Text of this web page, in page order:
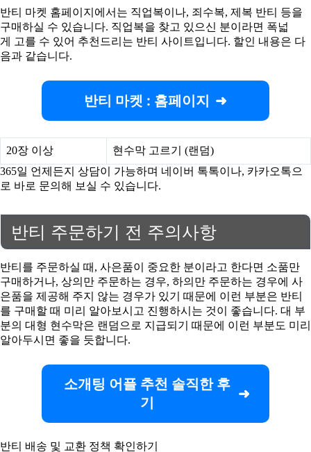
반티 마켓 홈페이지에서는 직업복이나, 죄수복, 제복 반티 등을
구매하실 수 있습니다. 직업복을 찾고 있으신 분이라면 폭넓
게 고를 수 있어 추천드리는 반티 사이트입니다. 할인 내용은 다
음과 같습니다.
반티 마켓 : 홈페이지
20장 이상
현수막 고르기 (랜덤)
365일 언제든지 상담이 가능하며 네이버 톡톡이나, 카카오톡으
로 바로 문의해 보실 수 있습니다.
반티 주문하기 전 주의사항
반티를 주문하실 때, 사은품이 중요한 분이라고 한다면 소품만
구매하거나, 상의만 주문하는 경우, 하의만 주문하는 경우에 사
은품을 제공해 주지 않는 경우가 있기 때문에 이런 부분은 반티
를 구매할 때 미리 알아보시고 진행하시는 것이 좋습니다. 대 부
분의 대형 현수막은 랜덤으로 지급되기 때문에 이런 부분도 미리
알아두시면 좋을 듯합니다.
소개팅 어플 추천 솔직한 후
기
반티 배송 및 교환 정책 확인하기